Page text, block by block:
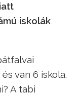
iskolák
van 6 iskola.
A tabi